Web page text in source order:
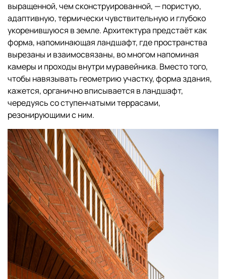
выращенной, чем сконструированной, — пористую,
адаптивную, термически чувствительную и глубоко
укоренившуюся в земле. Архитектура предстаёт как
форма, напоминающая ландшафт, где пространства
вырезаны и взаимосвязаны, во многом напоминая
камеры и проходы внутри муравейника. Вместо того,
чтобы навязывать геометрию участку, форма здания,
кажется, органично вписывается в ландшафт,
чередуясь со ступенчатыми террасами,
резонирующими с ним.